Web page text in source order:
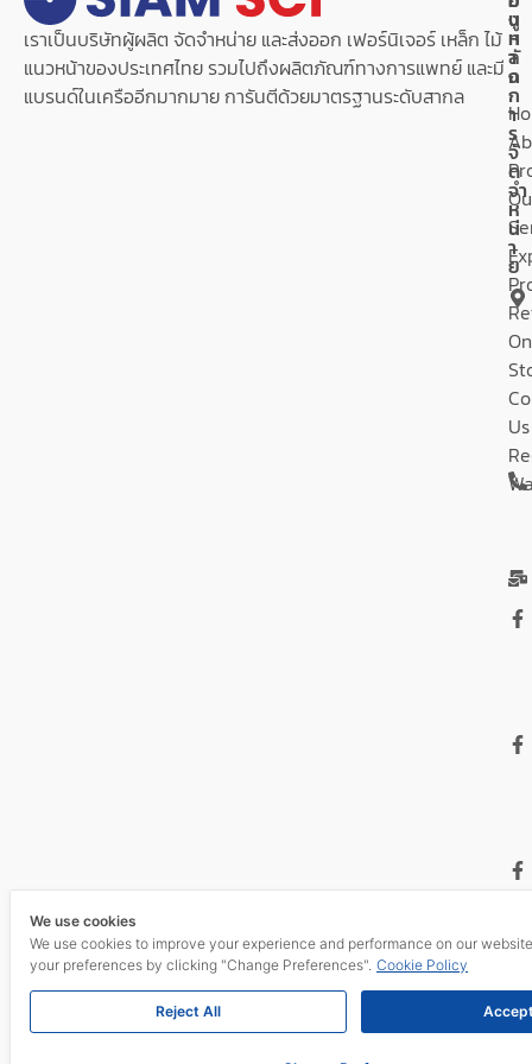
เราเป็นบริษัทผู้ผลิต จัดจำหน่าย และส่งออก เฟอร์นิเจอร์ เหล็ก ไม้
แนวหน้าของประเทศไทย รวมไปถึงผลิตภัณฑ์ทางการแพทย์ และมี
แบรนด์ในเครืออีกมากมาย การันตีด้วยมาตรฐานระดับสากล
นู
ห
ลั
ก
Us
ง
ท
า
ง
ก
า
ร
จั
ด
จำ
ห
น่
า
ย
We use cookies
We use cookies to improve your experience and performance on our
your preferences by clicking "Change Preferences". Cookie Policy
Reject All